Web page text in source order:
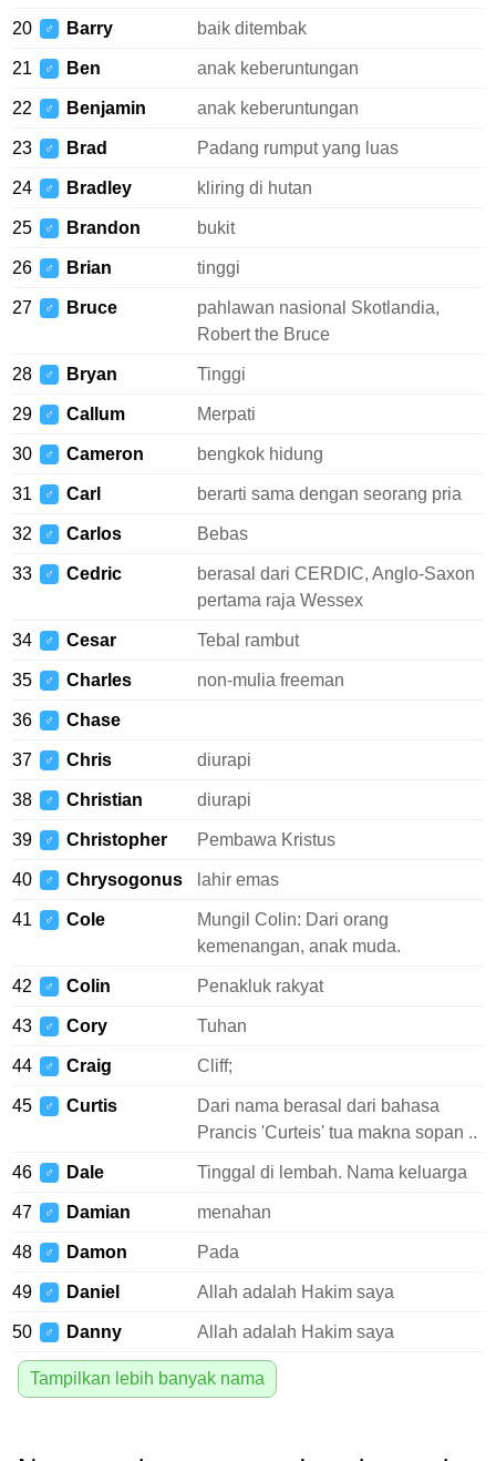
20 ♂ Barry baik ditembak
21 ♂ Ben anak keberuntungan
22 ♂ Benjamin anak keberuntungan
23 ♂ Brad Padang rumput yang luas
24 ♂ Bradley kliring di hutan
25 ♂ Brandon bukit
26 ♂ Brian tinggi
27 ♂ Bruce
pahlawan nasional Skotlandia,
Robert the Bruce
28 ♂ Bryan Tinggi
29 ♂ Callum Merpati
30 ♂ Cameron bengkok hidung
31 ♂ Carl berarti sama dengan seorang pria
32 ♂ Carlos Bebas
33 ♂ Cedric
berasal dari CERDIC, Anglo-Saxon
pertama raja Wessex
34 ♂ Cesar Tebal rambut
35 ♂ Charles non-mulia freeman
36 ♂ Chase
37 ♂ Chris diurapi
38 ♂ Christian diurapi
39 ♂ Christopher Pembawa Kristus
40 ♂ Chrysogonus lahir emas
41 ♂ Cole
Mungil Colin: Dari orang
kemenangan, anak muda.
42 ♂ Colin Penakluk rakyat
43 ♂ Cory Tuhan
44 ♂ Craig Cliff;
45 ♂ Curtis
Dari nama berasal dari bahasa
Prancis 'Curteis' tua makna sopan ..
46 ♂ Dale Tinggal di lembah. Nama keluarga
47 ♂ Damian menahan
48 ♂ Damon Pada
49 ♂ Daniel Allah adalah Hakim saya
50 ♂ Danny Allah adalah Hakim saya
Tampilkan lebih banyak nama